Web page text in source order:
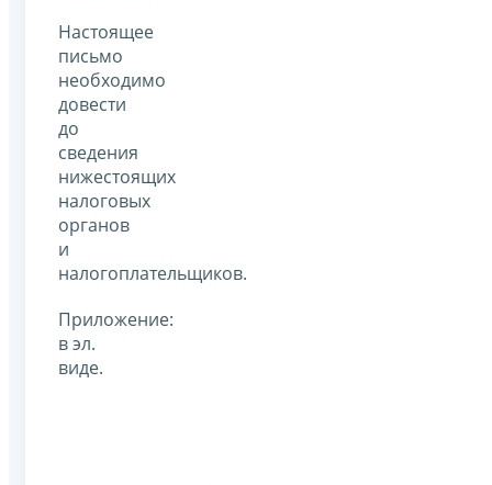
Настоящее
письмо
необходимо
довести
до
сведения
нижестоящих
налоговых
органов
и
налогоплательщиков.
Приложение:
в эл.
виде.